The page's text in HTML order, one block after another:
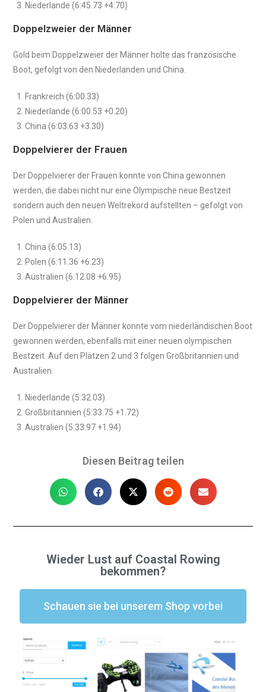
Niederlande (6:45.73 +4.70)
Doppelzweier der Männer
Gold beim Doppelzweier der Männer holte das französische
Boot, gefolgt von den Niederlanden und China.
Frankreich (6:00.33)
Niederlande (6:00.53 +0.20)
China (6:03.63 +3.30)
Doppelvierer der Frauen
Der Doppelvierer der Frauen konnte von China gewonnen
werden, die dabei nicht nur eine Olympische neue Bestzeit
sondern auch den neuen Weltrekord aufstellten – gefolgt von
Polen und Australien.
China (6:05.13)
Polen (6:11.36 +6.23)
Australien (6:12.08 +6.95)
Doppelvierer der Männer
Der Doppelvierer der Männer konnte vom niederländischen Boot
gewonnen werden, ebenfalls mit einer neuen olympischen
Bestzeit. Auf den Plätzen 2 und 3 folgen Großbritannien und
Australien.
Niederlande (5:32.03)
Großbritannien (5:33.75 +1.72)
Australien (5:33.97 +1.94)
Diesen Beitrag teilen
Wieder Lust auf Coastal Rowing
bekommen?
Schauen sie bei unserem Shop vorbei